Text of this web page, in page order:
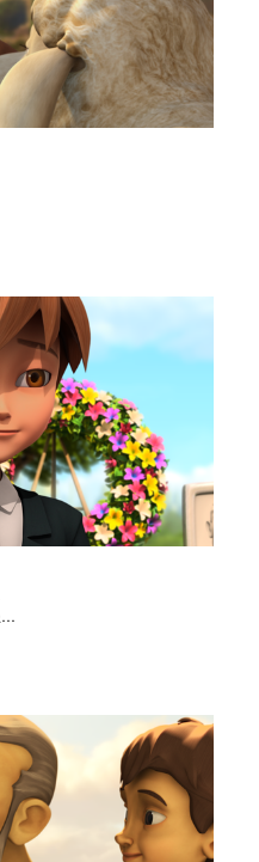
播放恩典之歌的同时看到“约伯的患难”故事集中的视频片段。